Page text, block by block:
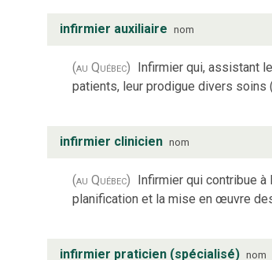
infirmier auxiliaire nom
(au Québec) Infirmier qui, assistant
patients, leur prodigue divers soins
infirmier clinicien nom
(au Québec) Infirmier qui contribue à
planification et la mise en œuvre
infirmier praticien (spécialisé) nom